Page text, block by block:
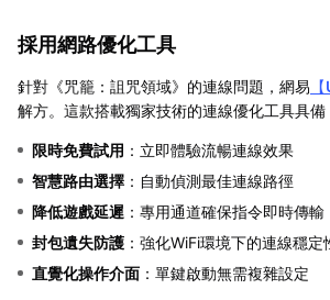
採用網路優化工具
針對《咒籠：詛咒領域》的連線問題，網易 【
解方。這款搭載獨家技術的連線優化工具具備
限時免費試用 ：立即體驗流暢連線效果
智慧路由選擇 ：自動偵測最佳連線路徑
降低遊戲延遲 ：專用通道確保指令即時傳輸
封包遺失防護 ：強化WiFi環境下的連線穩定
直覺化操作介面 ：單鍵啟動無需複雜設定